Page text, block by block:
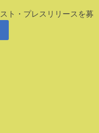
ト・プレスリリースを募